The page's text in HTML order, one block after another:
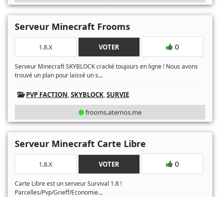
Serveur Minecraft Frooms
1.8.X VOTER 0
Serveur Minecraft SKYBLOCK cracké toujours en ligne ! Nous avons
trouvé un plan pour laissé un s...
PVP FACTION,SKYBLOCK,SURVIE
frooms.aternos.me
Serveur Minecraft Carte Libre
1.8.X VOTER 0
Carte Libre est un serveur Survival 1.8 !
Parcelles/Pvp/Grieff/Economie...